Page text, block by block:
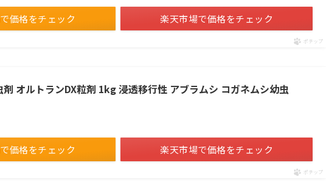
価格をチェック 楽天市場で価格をチェック
ポチップ
オルトランDX粒剤 1kg 浸透移行性 アブラムシ コガネムシ幼虫
価格をチェック 楽天市場で価格をチェック
ポチップ